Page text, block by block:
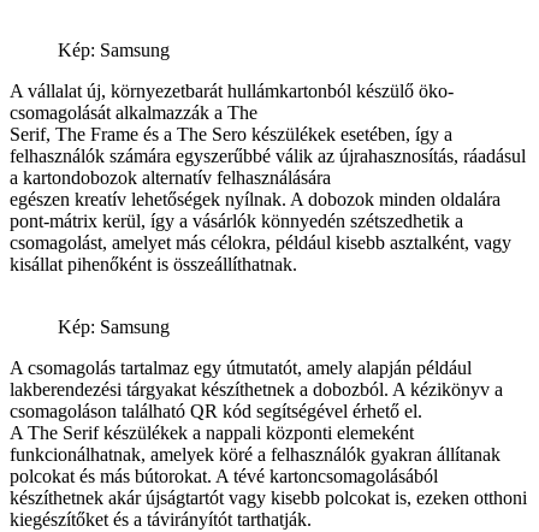
Kép: Samsung
A vállalat új, környezetbarát hullámkartonból készülő öko-
csomagolását alkalmazzák a The
Serif, The Frame és a The Sero készülékek esetében, így a
felhasználók számára egyszerűbbé válik az újrahasznosítás, ráadásul
a kartondobozok alternatív felhasználására
egészen kreatív lehetőségek nyílnak. A dobozok minden oldalára
pont-mátrix kerül, így a vásárlók könnyedén szétszedhetik a
csomagolást, amelyet más célokra, például kisebb asztalként, vagy
kisállat pihenőként is összeállíthatnak.
Kép: Samsung
A csomagolás tartalmaz egy útmutatót, amely alapján például
lakberendezési tárgyakat készíthetnek a dobozból. A kézikönyv a
csomagoláson található QR kód segítségével érhető el.
A The Serif készülékek a nappali központi elemeként
funkcionálhatnak, amelyek köré a felhasználók gyakran állítanak
polcokat és más bútorokat. A tévé kartoncsomagolásából
készíthetnek akár újságtartót vagy kisebb polcokat is, ezeken otthoni
kiegészítőket és a távirányítót tarthatják.